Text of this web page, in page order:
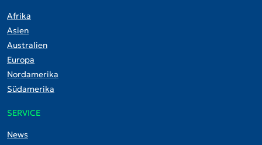
Afrika
Asien
Australien
Europa
Nordamerika
Südamerika
SERVICE
News